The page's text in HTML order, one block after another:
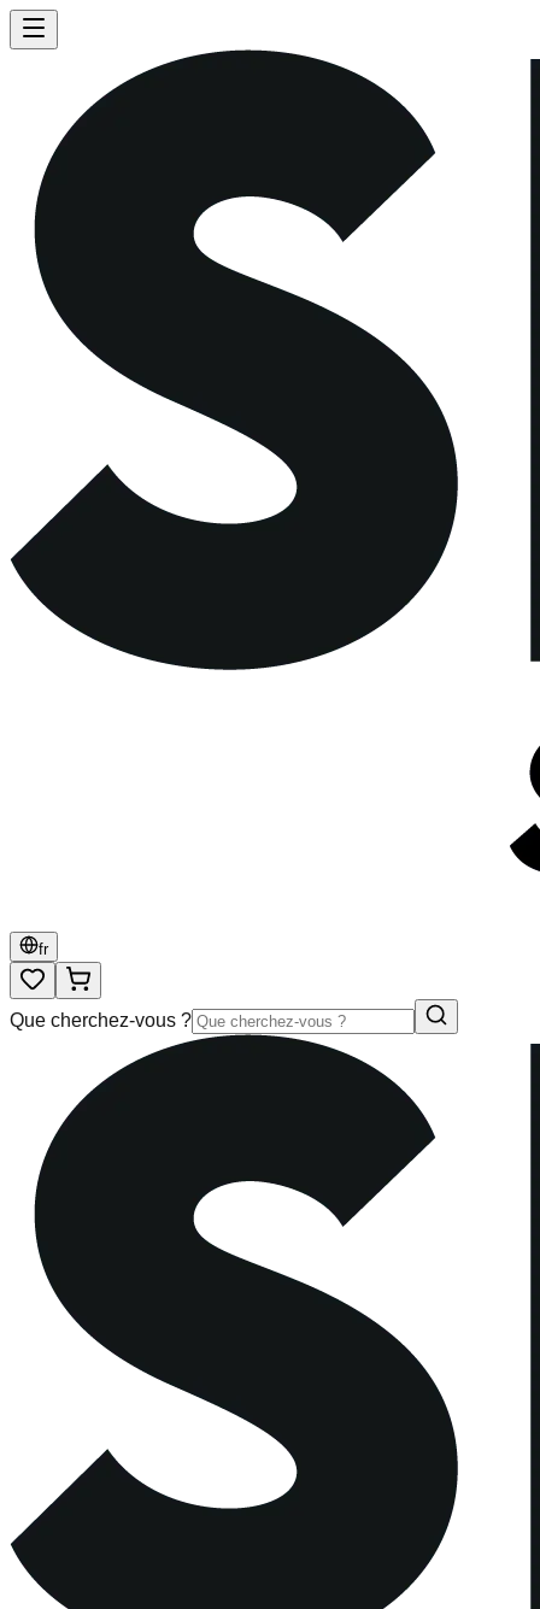
fr
Que cherchez-vous ?